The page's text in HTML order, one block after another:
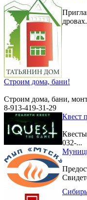
дровах.
Строим дома, бани!
Строим дома, бани,
8-913-419-31-29
Квест
032-...